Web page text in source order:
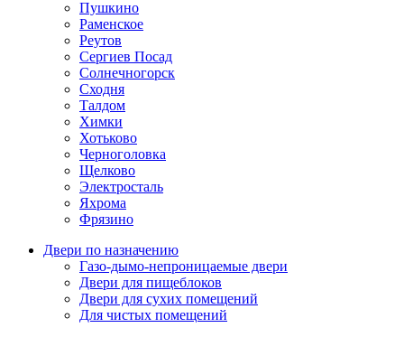
Пушкино
Раменское
Реутов
Сергиев Посад
Солнечногорск
Сходня
Талдом
Химки
Хотьково
Черноголовка
Щелково
Электросталь
Яхрома
Фрязино
Двери по назначению
Газо-дымо-непроницаемые двери
Двери для пищеблоков
Двери для сухих помещений
Для чистых помещений